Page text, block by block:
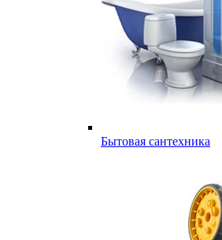
Бытовая сантехника